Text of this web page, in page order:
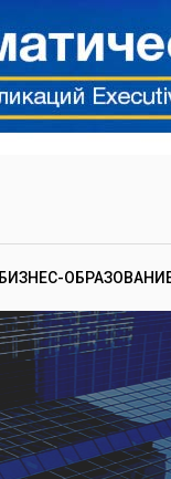
БИЗНЕС-